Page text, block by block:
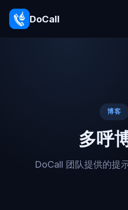
DoCall
博客
多呼
DoCall 团队提供的提